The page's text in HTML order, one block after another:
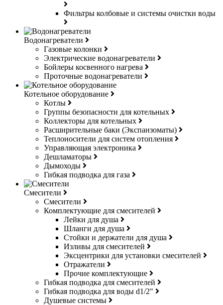
Фильтры колбовые и системы очистки воды
Водонагреватели
Газовые колонки
Электрические водонагреватели
Бойлеры косвенного нагрева
Проточные водонагреватели
Котельное оборудование
Котлы
Группы безопасности для котельных
Коллекторы для котельных
Расширительные баки (Экспанзоматы)
Теплоносители для систем отопления
Управляющая электроника
Дешламаторы
Дымоходы
Гибкая подводка для газа
Смесители
Смесители
Комплектующие для смесителей
Лейки для душа
Шланги для душа
Стойки и держатели для душа
Изливы для смесителей
Эксцентрики для установки смесителей
Отражатели
Прочие комплектующие
Гибкая подводка для смесителей
Гибкая подводка для воды d1/2"
Душевые системы